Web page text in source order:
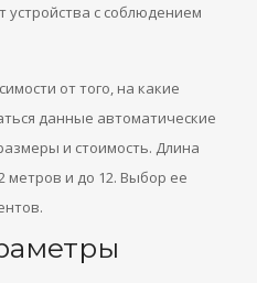
устройства с соблюдением
от того, на какие
данные автоматические
и стоимость. Длина
метров и до 12. Выбор ее